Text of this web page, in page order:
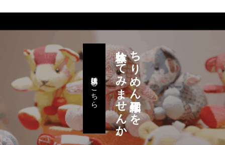
ちりめん細工作りを
体験してみませんか。
体験工房はこちら